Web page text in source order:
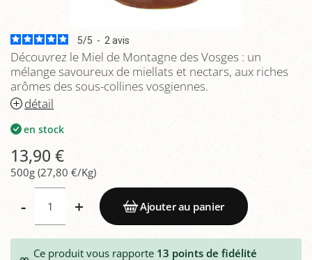
5/5 - 2 avis
Découvrez le Miel de Montagne des Vosges : un
mélange savoureux de miellats et nectars, aux riches
arômes des sous-collines vosgiennes.
détail
en stock
13,90 €
500g (27,80 €/Kg)
- + Ajouter au panier
Ce produit vous rapporte 13 points de fidélité